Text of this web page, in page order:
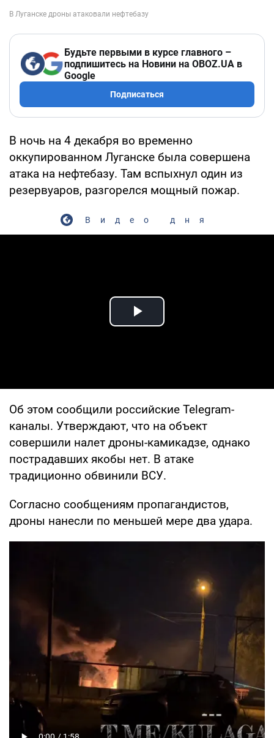
Будьте первыми в курсе главного –
подпишитесь на Новини на OBOZ.UA в
Google
Подписаться
В ночь на 4 декабря во временно
оккупированном Луганске была совершена
атака на нефтебазу. Там вспыхнул один из
резервуаров, разгорелся мощный пожар.
Видео дня
Play Video
Об этом сообщили российские Telegram-
каналы. Утверждают, что на объект
совершили налет дроны-камикадзе, однако
пострадавших якобы нет. В атаке
традиционно обвинили ВСУ.
Согласно сообщениям пропагандистов,
дроны нанесли по меньшей мере два удара.